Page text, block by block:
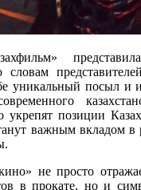
словам
уникальный посыл
укрепят позиции
важным вкладом в
не просто
в прокате, но и